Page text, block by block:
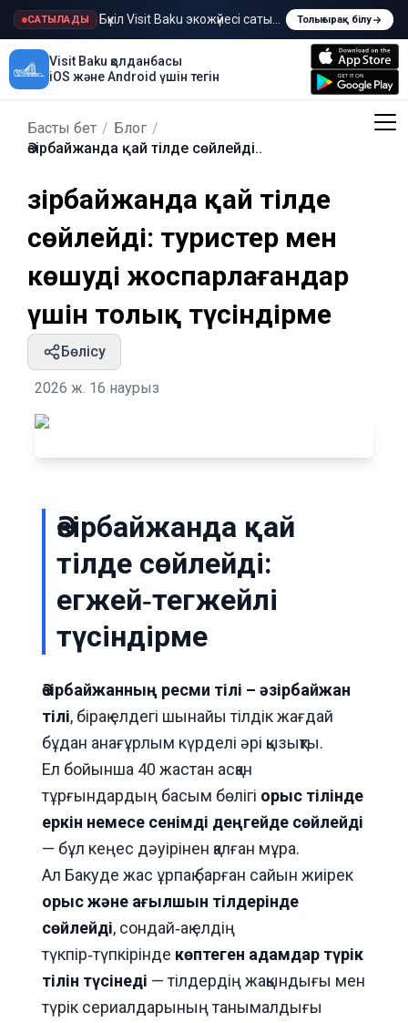
САТЫЛАДЫ Бүкіл Visit Baku экожүйесі сатыладыТолығырақ білу
Visit Baku қолданбасы
iOS және Android үшін тегін
Басты бет / Блог /
Әзірбайжанда қай тілде сөйлейді..
Әзірбайжанда қай тілде
сөйлейді: туристер мен
көшуді жоспарлағандар
үшін толық түсіндірме
Бөлісу
2026 ж. 16 наурыз
Әзірбайжанда қай
тілде сөйлейді:
егжей‑тегжейлі
түсіндірме
Әзірбайжанның ресми тілі – әзірбайжан
тілі, бірақ елдегі шынайы тілдік жағдай
бұдан анағұрлым күрделі әрі қызықты.
Ел бойынша 40 жастан асқан
тұрғындардың басым бөлігі орыс тілінде
еркін немесе сенімді деңгейде сөйлейді
— бұл кеңес дәуірінен қалған мұра.
Ал Бакуде жас ұрпақ барған сайын жиірек
орыс және ағылшын тілдерінде
сөйлейді, сондай‑ақ елдің
түкпір‑түпкірінде көптеген адамдар түрік
тілін түсінеді — тілдердің жақындығы мен
түрік сериалдарының танымалдығы